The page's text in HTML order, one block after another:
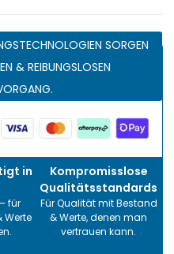
SORGEN
& REIBUNGSLOSEN
in
für
Werte
Kompromisslose
Qualitätsstandards
Für Qualität mit Bestand
& Werte, denen man
vertrauen kann.